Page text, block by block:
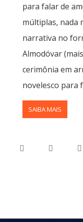
para falar de
múltiplas, nada
narrativa no
Almodóvar
cerimônia em
novelesco para
SAIBA MAIS